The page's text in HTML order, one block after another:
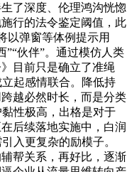
了深度、伦理鸿沟恍惚
行的法令鉴定阈值，此
以弹窗等体例提示用
”“伙伴”。通过模仿人类
目前只是确立了准绳
起感情联合。降低持
越必然时长，而是分类
性极高，出格是对于
后续落地实施中，白润
入更复杂的励模子。
帮关系，再好比，逐渐